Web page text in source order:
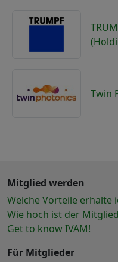
Twin
Mitglied werden
Welche Vorteile erhalte
Wie hoch ist der
Get to know IVAM!
Für Mitglieder